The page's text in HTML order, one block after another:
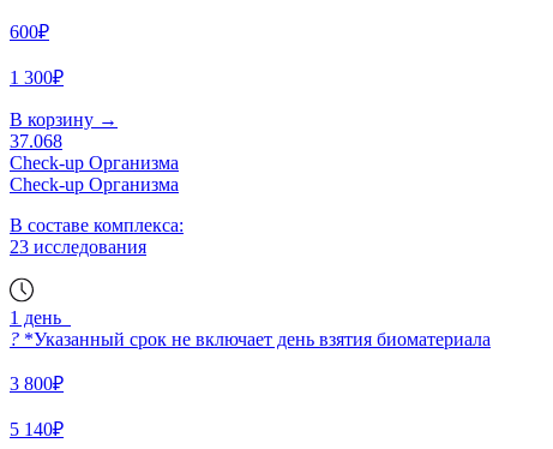
600₽
1 300₽
В корзину →
37.068
Check-up Организма
Check-up Организма
В составе комплекса:
23 исследования
1 день
? *Указанный срок не включает день взятия биоматериала
3 800₽
5 140₽